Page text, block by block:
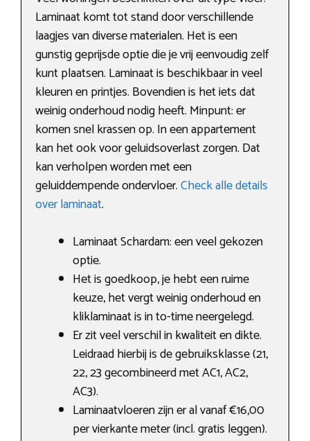
Laminaat komt tot stand door verschillende
laagjes van diverse materialen. Het is een
gunstig geprijsde optie die je vrij eenvoudig zelf
kunt plaatsen. Laminaat is beschikbaar in veel
kleuren en printjes. Bovendien is het iets dat
weinig onderhoud nodig heeft. Minpunt: er
komen snel krassen op. In een appartement
kan het ook voor geluidsoverlast zorgen. Dat
kan verholpen worden met een
geluiddempende ondervloer.Check alle details
over laminaat.
Laminaat Schardam: een veel gekozen
optie.
Het is goedkoop, je hebt een ruime
keuze, het vergt weinig onderhoud en
kliklaminaat is in to-time neergelegd.
Er zit veel verschil in kwaliteit en dikte.
Leidraad hierbij is de gebruiksklasse (21,
22, 23 gecombineerd met AC1, AC2,
AC3).
Laminaatvloeren zijn er al vanaf €16,00
per vierkante meter (incl. gratis leggen).